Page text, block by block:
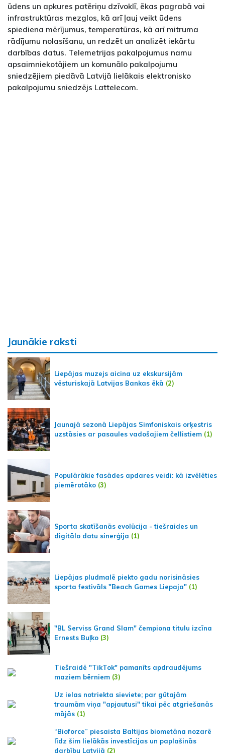
ūdens un apkures patēriņu dzīvoklī, ēkas pagrabā vai
infrastruktūras mezglos, kā arī ļauj veikt ūdens
spiediena mērījumus, temperatūras, kā arī mitruma
rādījumu nolasīšanu, un redzēt un analizēt iekārtu
darbības datus. Telemetrijas pakalpojumus namu
apsaimniekotājiem un komunālo pakalpojumu
sniedzējiem piedāvā Latvijā lielākais elektronisko
pakalpojumu sniedzējs Lattelecom.
Jaunākie raksti
Liepājas muzejs aicina uz ekskursijām
vēsturiskajā Latvijas Bankas ēkā (2)
Jaunajā sezonā Liepājas Simfoniskais orķestris
uzstāsies ar pasaules vadošajiem čellistiem (1)
Populārākie fasādes apdares veidi: kā izvēlēties
piemērotāko (3)
Sporta skatīšanās evolūcija - tiešraides un
digitālo datu sinerģija (1)
Liepājas pludmalē piekto gadu norisināsies
sporta festivāls "Beach Games Liepaja" (1)
"BL Serviss Grand Slam" čempiona titulu izcīna
Ernests Buļko (3)
Tiešraidē "TikTok" pamanīts apdraudējums
maziem bērniem (3)
Uz ielas notriekta sieviete; par gūtajām
traumām viņa "apjautusi" tikai pēc atgriešanās
mājās (1)
“Bioforce” piesaista Baltijas biometāna nozarē
līdz šim lielākās investīcijas un paplašinās
darbību Latvijā (2)